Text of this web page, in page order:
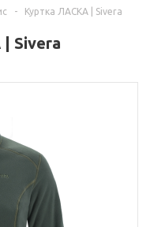
- Куртка ЛАСКА | Sivera
Sivera